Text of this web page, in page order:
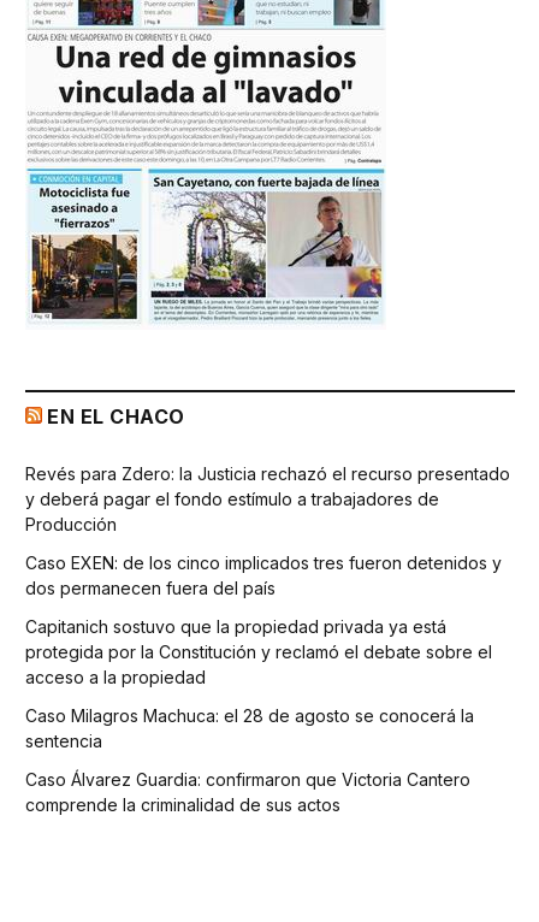
EN EL CHACO
Revés para Zdero: la Justicia rechazó el recurso presentado
y deberá pagar el fondo estímulo a trabajadores de
Producción
Caso EXEN: de los cinco implicados tres fueron detenidos y
dos permanecen fuera del país
Capitanich sostuvo que la propiedad privada ya está
protegida por la Constitución y reclamó el debate sobre el
acceso a la propiedad
Caso Milagros Machuca: el 28 de agosto se conocerá la
sentencia
Caso Álvarez Guardia: confirmaron que Victoria Cantero
comprende la criminalidad de sus actos